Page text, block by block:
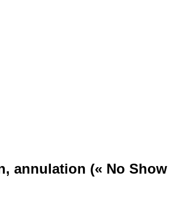
annulation (« No Show